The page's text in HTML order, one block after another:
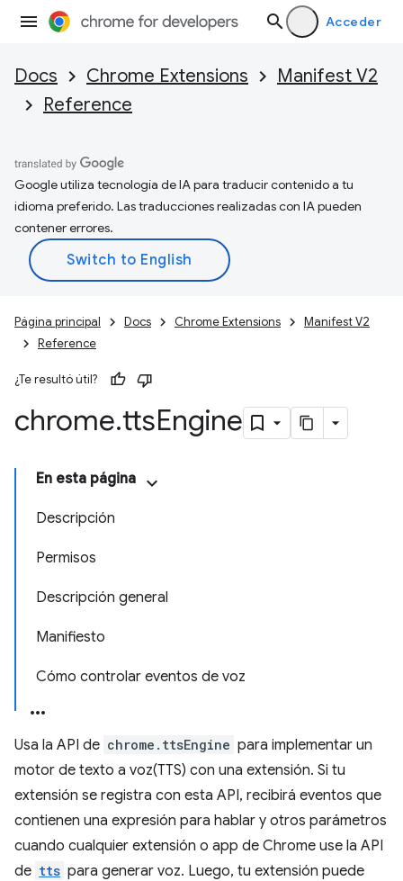
Acceder
Docs Chrome Extensions
Manifest V2
Reference
Google utiliza tecnología de IA para traducir contenido a tu
idioma preferido. Las traducciones realizadas con IA pueden
contener errores.
Página principal Docs Chrome Extensions
Manifest V2
Reference
¿Te resultó útil?
chrome.ttsEngine
En esta página
Descripción
Permisos
Descripción general
Manifiesto
Cómo controlar eventos de voz
Usa la API de chrome.ttsEngine para implementar un
motor de texto a voz(TTS) con una extensión. Si tu
extensión se registra con esta API, recibirá eventos que
contienen una expresión para hablar y otros parámetros
cuando cualquier extensión o app de Chrome use la API
de tts para generar voz. Luego, tu extensión puede